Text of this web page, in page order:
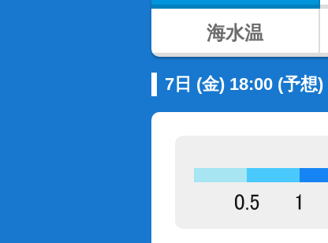
海水温
7日 (金) 18:00 (予想)